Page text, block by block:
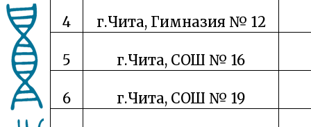
4 г.Чита, Гимназия № 12
5 г.Чита, СОШ № 16
6 г.Чита, СОШ № 19